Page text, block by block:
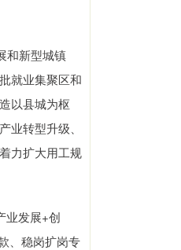
和新型城镇
就业集聚区和
以县城为枢
转型升级、
力扩大用工规
业发展+创
、稳岗扩岗专